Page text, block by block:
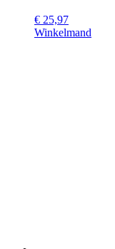
€ 25,97
Winkelmand